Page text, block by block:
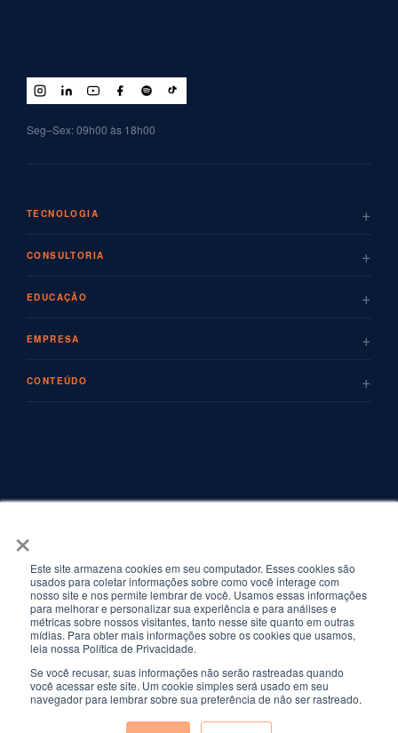
×
Este site armazena cookies em seu computador. Esses cookies são
usados para coletar informações sobre como você interage com
nosso site e nos permite lembrar de você. Usamos essas informações
para melhorar e personalizar sua experiência e para análises e
métricas sobre nossos visitantes, tanto nesse site quanto em outras
mídias. Para obter mais informações sobre os cookies que usamos,
leia nossa Política de Privacidade.
Se você recusar, suas informações não serão rastreadas quando
você acessar este site. Um cookie simples será usado em seu
navegador para lembrar sobre sua preferência de não ser rastreado.
Seg–Sex: 09h00 às 18h00
TECNOLOGIA +
CONSULTORIA +
EDUCAÇÃO +
EMPRESA +
CONTEÚDO +
© Copyrights 2026 FF Solutions · Todos os direitos reservados. · Torre New
York – Av. Francisco Matarazzo, 1500, 7º andar, Cj. 71 – Água Branca, São